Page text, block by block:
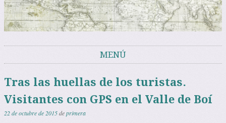
MENÚ
Tras las huellas de los turistas.
Visitantes con GPS en el Valle de Boí
22 de octubre de 2015deprimera